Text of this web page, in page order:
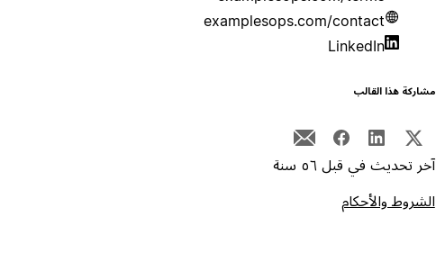
examplesops.com/contact
LinkedIn
مشاركة هذا القالب
آخر تحديث في قبل ٥٦ سنة
الشروط والأحكام